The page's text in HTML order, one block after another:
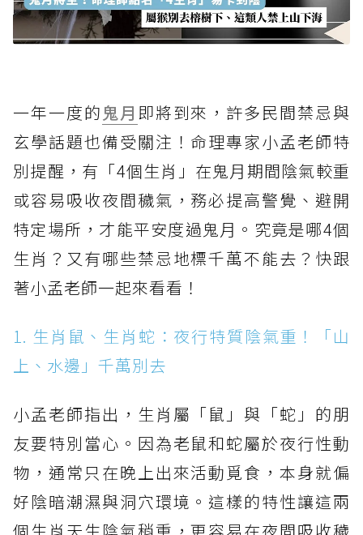
一年一度的 鬼月 即將到來，許多民間禁忌與
玄學話題也備受關注！命理專家小孟老師特
別提醒，有「4個生肖」在鬼月期間陰氣較重
或容易吸收夜間穢氣，務必提高警覺、避開
特定場所，才能平安度過鬼月。究竟是哪4個
生肖？又有哪些禁忌地標千萬不能去？快跟
著小孟老師一起來看看！
1. 生肖鼠、生肖蛇：夜行特質陰氣重！「山
上、水邊」千萬別去
小孟老師指出，生肖屬「鼠」與「蛇」的朋
友要特別當心。因為老鼠和蛇屬於夜行性動
物，通常只在晚上出來活動覓食，本身就偏
好陰暗潮濕與洞穴環境。這樣的特性讓這兩
個生肖天生陰氣稍重，更容易在夜間吸收穢